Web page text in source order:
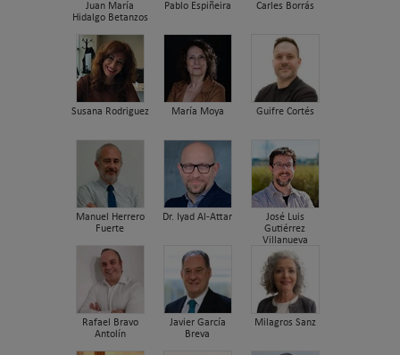
Juan María
Hidalgo Betanzos
Pablo Espiñeira Carles Borrás
Susana Rodriguez María Moya Guifre Cortés
Manuel Herrero
Fuerte
Dr. Iyad Al-Attar
José Luis
Gutiérrez
Villanueva
Rafael Bravo
Antolín
Javier García
Breva
Milagros Sanz